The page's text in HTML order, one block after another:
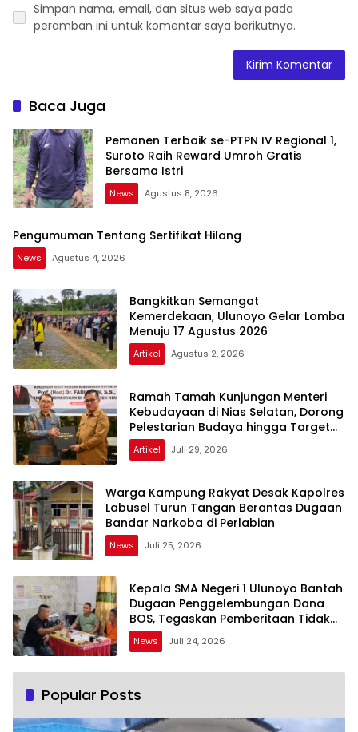
Simpan nama, email, dan situs web saya pada
peramban ini untuk komentar saya berikutnya.
Baca Juga
Pemanen Terbaik se-PTPN IV Regional 1,
Suroto Raih Reward Umroh Gratis
Bersama Istri
News Agustus 8, 2026
Pengumuman Tentang Sertifikat Hilang
News Agustus 4, 2026
Bangkitkan Semangat
Kemerdekaan, Ulunoyo Gelar Lomba
Menuju 17 Agustus 2026
Artikel Agustus 2, 2026
Ramah Tamah Kunjungan Menteri
Kebudayaan di Nias Selatan, Dorong
Pelestarian Budaya hingga Target
UNESCO
Artikel Juli 29, 2026
Warga Kampung Rakyat Desak Kapolres
Labusel Turun Tangan Berantas Dugaan
Bandar Narkoba di Perlabian
News Juli 25, 2026
Kepala SMA Negeri 1 Ulunoyo Bantah
Dugaan Penggelembungan Dana
BOS, Tegaskan Pemberitaan Tidak
Benar
News Juli 24, 2026
Popular Posts